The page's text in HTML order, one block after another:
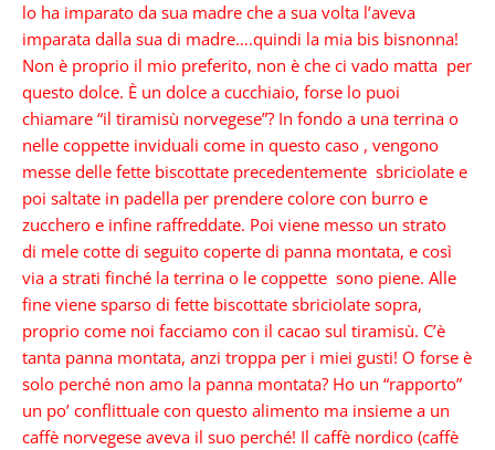
lo ha imparato da sua madre che a sua volta l’aveva
imparata dalla sua di madre….quindi la mia bis bisnonna!
Non è proprio il mio preferito, non è che ci vado matta per
questo dolce. È un dolce a cucchiaio, forse lo puoi
chiamare “il tiramisù norvegese”? In fondo a una terrina o
nelle coppette inviduali come in questo caso , vengono
messe delle fette biscottate precedentemente sbriciolate e
poi saltate in padella per prendere colore con burro e
zucchero e infine raffreddate. Poi viene messo un strato
di mele cotte di seguito coperte di panna montata, e così
via a strati finché la terrina o le coppette sono piene. Alle
fine viene sparso di fette biscottate sbriciolate sopra,
proprio come noi facciamo con il cacao sul tiramisù. C’è
tanta panna montata, anzi troppa per i miei gusti! O forse è
solo perché non amo la panna montata? Ho un “rapporto”
un po’ conflittuale con questo alimento ma insieme a un
caffè norvegese aveva il suo perché! Il caffè nordico (caffè